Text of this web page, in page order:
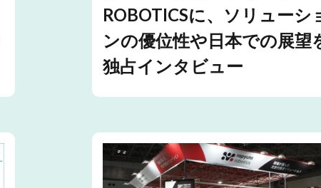
ROBOTICSに、ソリューシ
ンの優位性や日本での展望
独占インタビュー